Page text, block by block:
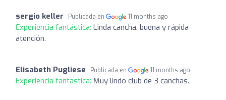
sergio keller Publicada en 11 months ago
Experiencia fantástica: Linda cancha, buena y rápida
atención.
Elisabeth Pugliese Publicada en 11 months ago
Experiencia fantástica: Muy lindo club de 3 canchas.